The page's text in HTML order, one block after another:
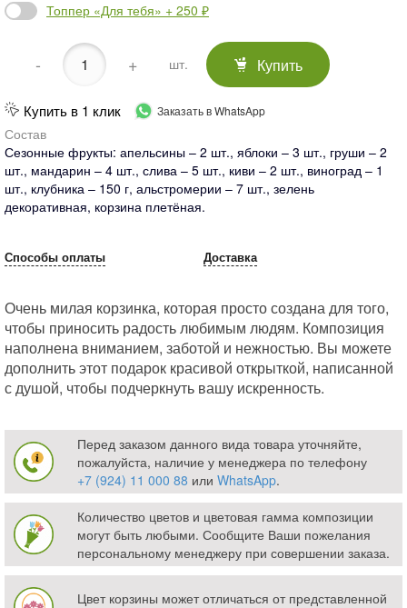
Топпер «Для тебя» + 250 ₽
- + шт. Купить
Купить в 1 клик Заказать в WhatsApp
Состав
Сезонные фрукты: апельсины – 2 шт., яблоки – 3 шт., груши – 2
шт., мандарин – 4 шт., слива – 5 шт., киви – 2 шт., виноград – 1
шт., клубника – 150 г, альстромерии – 7 шт., зелень
декоративная, корзина плетёная.
Способы оплаты Доставка
Очень милая корзинка, которая просто создана для того,
чтобы приносить радость любимым людям. Композиция
наполнена вниманием, заботой и нежностью. Вы можете
дополнить этот подарок красивой открыткой, написанной
с душой, чтобы подчеркнуть вашу искренность.
Перед заказом данного вида товара уточняйте,
пожалуйста, наличие у менеджера по телефону
+7 (924) 11 000 88 или WhatsApp.
Количество цветов и цветовая гамма композиции
могут быть любыми. Сообщите Ваши пожелания
персональному менеджеру при совершении заказа.
Цвет корзины может отличаться от представленной